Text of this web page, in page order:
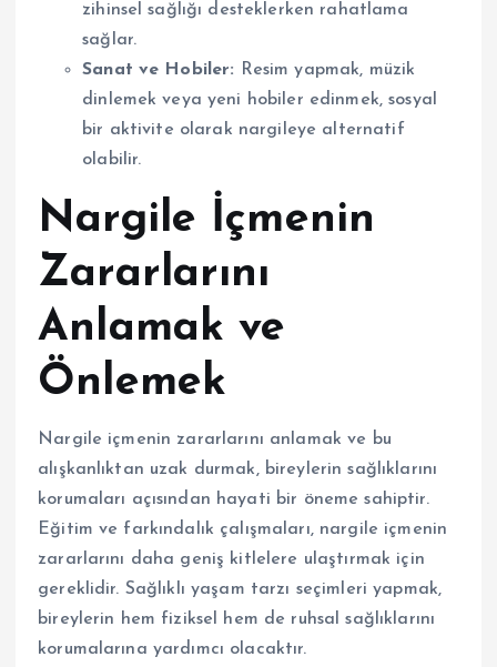
zihinsel sağlığı desteklerken rahatlama
sağlar.
Sanat ve Hobiler: Resim yapmak, müzik
dinlemek veya yeni hobiler edinmek, sosyal
bir aktivite olarak nargileye alternatif
olabilir.
Nargile İçmenin
Zararlarını
Anlamak ve
Önlemek
Nargile içmenin zararlarını anlamak ve bu
alışkanlıktan uzak durmak, bireylerin sağlıklarını
korumaları açısından hayati bir öneme sahiptir.
Eğitim ve farkındalık çalışmaları, nargile içmenin
zararlarını daha geniş kitlelere ulaştırmak için
gereklidir. Sağlıklı yaşam tarzı seçimleri yapmak,
bireylerin hem fiziksel hem de ruhsal sağlıklarını
korumalarına yardımcı olacaktır.